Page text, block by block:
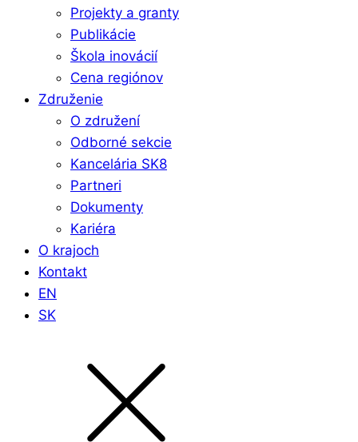
Projekty a granty
Publikácie
Škola inovácií
Cena regiónov
Združenie
O združení
Odborné sekcie
Kancelária SK8
Partneri
Dokumenty
Kariéra
O krajoch
Kontakt
EN
SK